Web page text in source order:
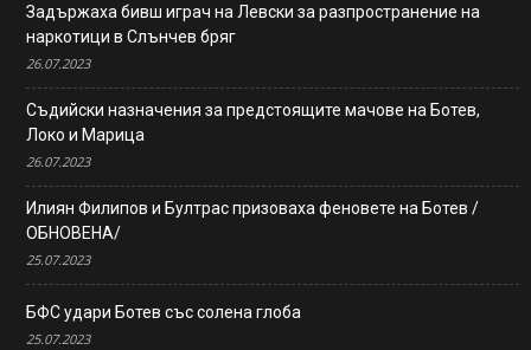
Задържаха бивш играч на Левски за разпространение на
наркотици в Слънчев бряг
26.07.2023
Съдийски назначения за предстоящите мачове на Ботев,
Локо и Марица
26.07.2023
Илиян Филипов и Бултрас призоваха феновете на Ботев /
ОБНОВЕНА/
25.07.2023
БФС удари Ботев със солена глоба
25.07.2023